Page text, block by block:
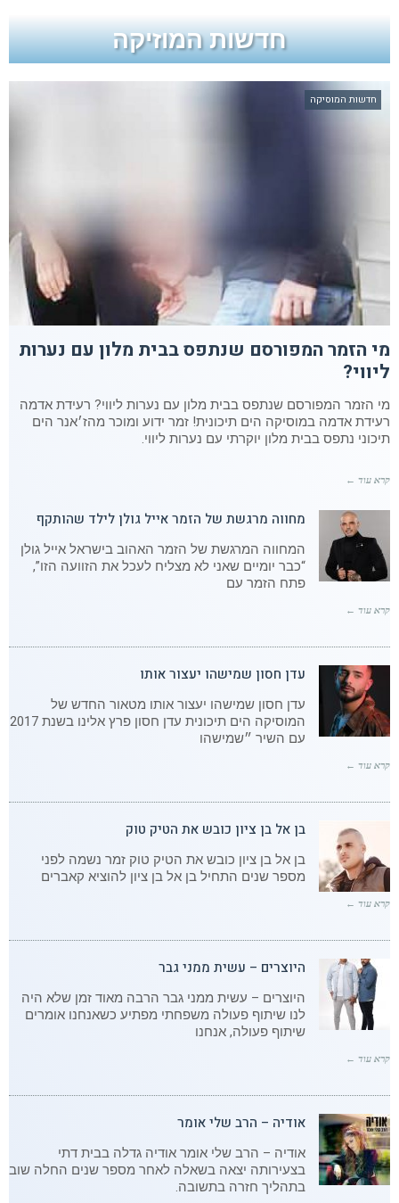
חדשות המוזיקה
חדשות המוסיקה
מי הזמר המפורסם שנתפס בבית מלון עם נערות
ליווי?
מי הזמר המפורסם שנתפס בבית מלון עם נערות ליווי? רעידת אדמה
רעידת אדמה במוסיקה הים תיכונית! זמר ידוע ומוכר מהז׳אנר הים
תיכוני נתפס בבית מלון יוקרתי עם נערות ליווי.
קרא עוד ←
מחווה מרגשת של הזמר אייל גולן לילד שהותקף
המחווה המרגשת של הזמר האהוב בישראל אייל גולן
“כבר יומיים שאני לא מצליח לעכל את הזוועה הזו”,
פתח הזמר עם
קרא עוד ←
עדן חסון שמישהו יעצור אותו
עדן חסון שמישהו יעצור אותו מטאור החדש של
המוסיקה הים תיכונית עדן חסון פרץ אלינו בשנת 2017
עם השיר ״שמישהו
קרא עוד ←
בן אל בן ציון כובש את הטיק טוק
בן אל בן ציון כובש את הטיק טוק זמר נשמה לפני
מספר שנים התחיל בן אל בן ציון להוציא קאברים
קרא עוד ←
היוצרים – עשית ממני גבר
היוצרים – עשית ממני גבר הרבה מאוד זמן שלא היה
לנו שיתוף פעולה משפחתי מפתיע כשאנחנו אומרים
שיתוף פעולה, אנחנו
קרא עוד ←
אודיה – הרב שלי אומר
אודיה – הרב שלי אומר אודיה גדלה בבית דתי
בצעירותה יצאה בשאלה לאחר מספר שנים החלה שוב
בתהליך חזרה בתשובה.